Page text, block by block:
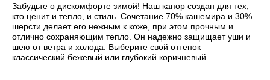
Забудьте о дискомфорте зимой! Наш капор создан для тех,
кто ценит и тепло, и стиль. Сочетание 70% кашемира и 30%
шерсти делает его нежным к коже, при этом прочным и
отлично сохраняющим тепло. Он надежно защищает уши и
шею от ветра и холода. Выберите свой оттенок —
классический бежевый или глубокий коричневый.